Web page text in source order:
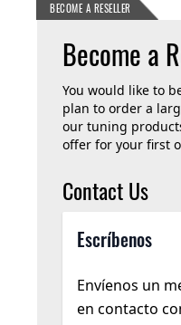
BECOME A RESELLER
Become a
You would like to
plan to order a
our tuning
offer for your first
Contact Us
Escríbenos
Envíenos un
en contacto